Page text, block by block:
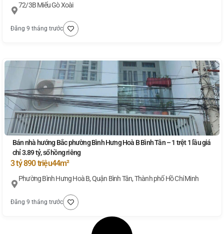
72/3B Miếu Gò Xoài
Đăng 9 tháng trước
Bán nhà hướng Bắc phường Bình Hưng Hoà B Bình Tân – 1 trệt 1 lầu giá
chỉ 3.89 tỷ, sổ hồng riêng
3 tỷ 890 triệu44m²
Phường Bình Hưng Hoà B, Quận Bình Tân, Thành phố Hồ Chí Minh
Đăng 9 tháng trước